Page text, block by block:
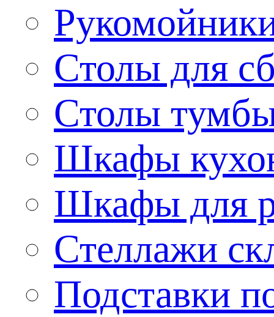
Столы для
Столы
Шкафы
Шкафы для
Стеллажи
Подставки